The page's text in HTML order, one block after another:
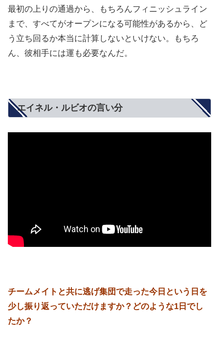
最初の上りの通過から、もちろんフィニッシュライン
まで、すべてがオープンになる可能性があるから、ど
う立ち回るか本当に計算しないといけない。もちろ
ん、彼相手には運も必要なんだ。
エイネル・ルビオの言い分
チームメイトと共に逃げ集団で走った今日という日を
少し振り返っていただけますか？どのような1日でし
たか？